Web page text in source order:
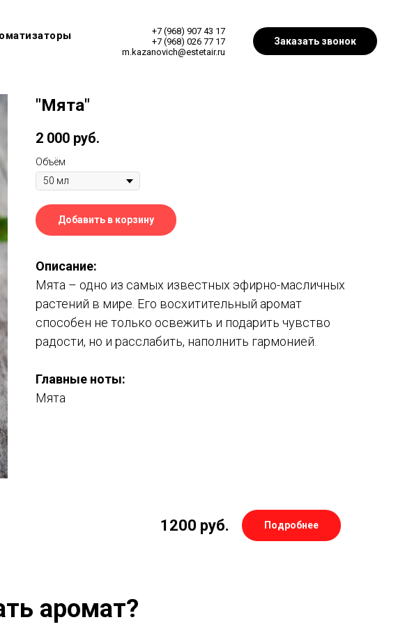
+7 (968) 907 43 17
+7 (968) 026 77 17
m.kazanovich@estetair.ru
Заказать звонок
"Мята"
2 000 руб.
Объём
Добавить в корзину
Описание:
Мята – одно из самых известных эфирно-масличных
растений в мире. Его восхитительный аромат
способен не только освежить и подарить чувство
радости, но и расслабить, наполнить гармонией.
Главные ноты:
Мята
1200 руб. Подробнее
аромат?